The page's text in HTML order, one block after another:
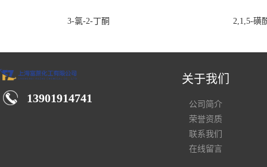
3-氯-2-丁酮 2,1,5-磺
13901914741
关于我们
公司简介
荣誉资质
联系我们
在线留言